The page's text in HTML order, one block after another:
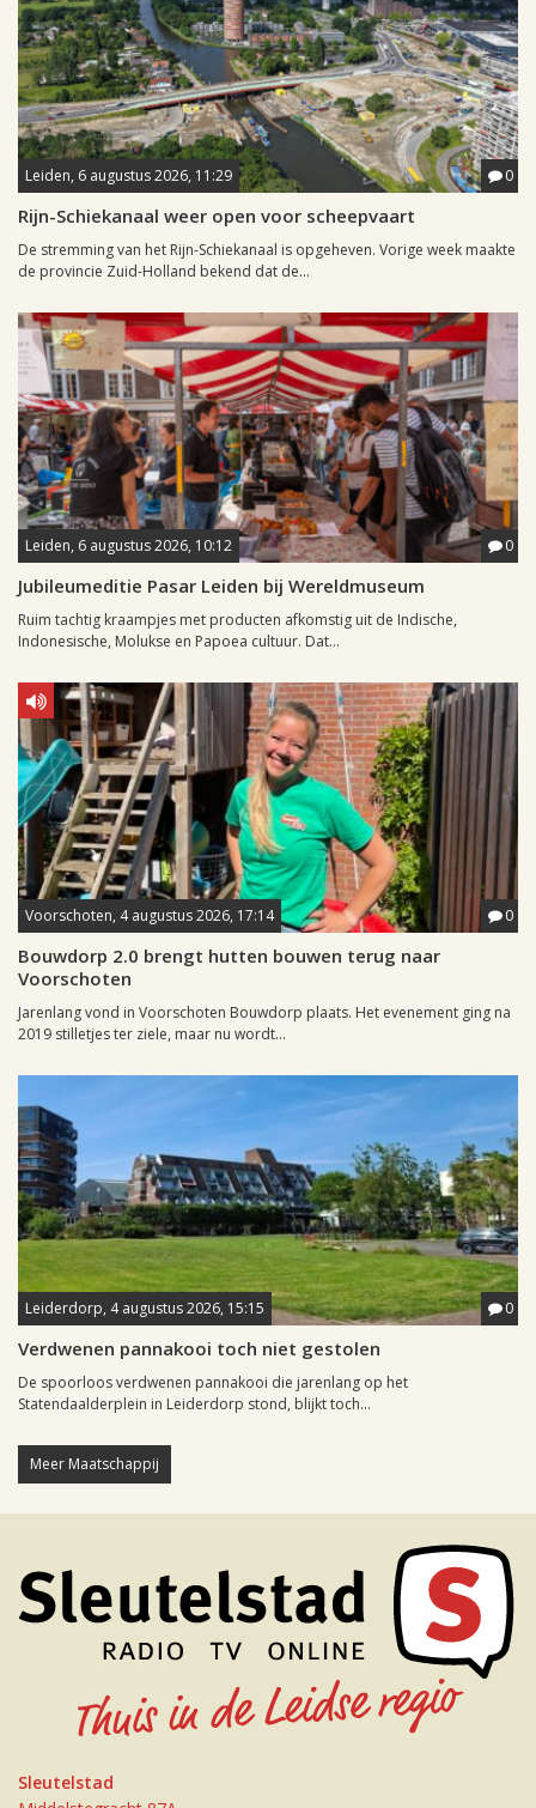
Leiden, 6 augustus 2026, 11:29 0
Rijn-Schiekanaal weer open voor scheepvaart
De stremming van het Rijn-Schiekanaal is opgeheven. Vorige week maakte
de provincie Zuid-Holland bekend dat de...
Leiden, 6 augustus 2026, 10:12 0
Jubileumeditie Pasar Leiden bij Wereldmuseum
Ruim tachtig kraampjes met producten afkomstig uit de Indische,
Indonesische, Molukse en Papoea cultuur. Dat...
Voorschoten, 4 augustus 2026, 17:14 0
Bouwdorp 2.0 brengt hutten bouwen terug naar
Voorschoten
Jarenlang vond in Voorschoten Bouwdorp plaats. Het evenement ging na
2019 stilletjes ter ziele, maar nu wordt...
Leiderdorp, 4 augustus 2026, 15:15 0
Verdwenen pannakooi toch niet gestolen
De spoorloos verdwenen pannakooi die jarenlang op het
Statendaalderplein in Leiderdorp stond, blijkt toch...
Meer Maatschappij
Sleutelstad